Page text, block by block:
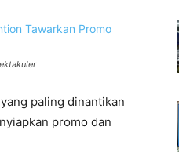
paling dinantikan
promo dan